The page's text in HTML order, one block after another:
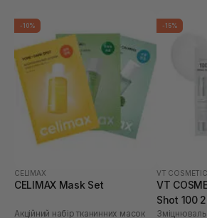
-10%
CELIMAX
CELIMAX Mask Set
Акційний набір тканинних масок
-15%
VT
VT
Shot 100